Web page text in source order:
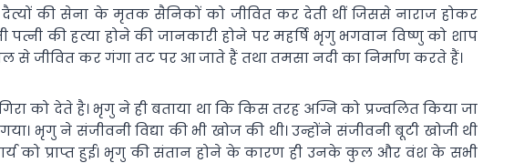
दैत्यों की सेना के मृतक सैनिकों को जीवित कर देती थीं जिससे नाराज होकर
पत्नी की हत्या होने की जानकारी होने पर महर्षि भृगु भगवान विष्णु को शाप
से जीवित कर गंगा तट पर आ जाते हैं तथा तमसा नदी का निर्माण करते हैं।
को देते है। भृगु ने ही बताया था कि किस तरह अग्नि को प्रज्वलित किया जा
ने संजीवनी विद्या की भी खोज की थी। उन्होंने संजीवनी बूटी खोजी थी
को प्राप्त हुई। भृगु की संतान होने के कारण ही उनके कुल और वंश के सभी